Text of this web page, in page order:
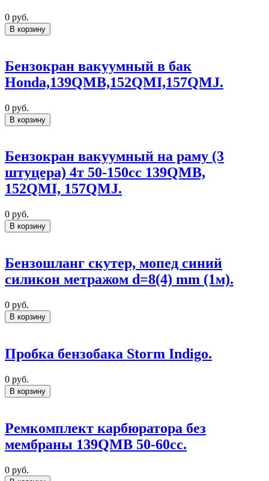
0 руб.
В корзину
Бензокран вакуумный в бак
Honda,139QMB,152QMI,157QMJ.
0 руб.
В корзину
Бензокран вакуумный на раму (3
штуцера) 4т 50-150сс 139QMB,
152QMI, 157QMJ.
0 руб.
В корзину
Бензошланг скутер, мопед синий
силикон метражом d=8(4) mm (1м).
0 руб.
В корзину
Пробка бензобака Storm Indigo.
0 руб.
В корзину
Ремкомплект карбюратора без
мембраны 139QMB 50-60cc.
0 руб.